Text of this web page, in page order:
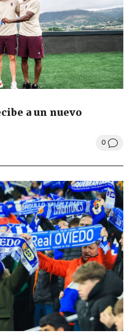
a un nuevo
0